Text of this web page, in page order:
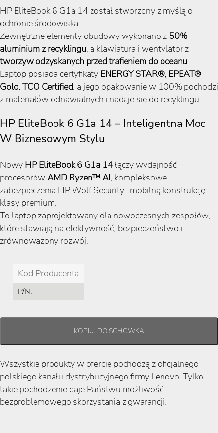
HP EliteBook 6 G1a 14 został stworzony z myślą o
ochronie środowiska.
Zewnętrzne elementy obudowy wykonano z 50%
aluminium z recyklingu, a klawiatura i wentylator z
tworzyw odzyskanych przed trafieniem do oceanu.
Laptop posiada certyfikaty ENERGY STAR®, EPEAT®
Gold, TCO Certified, a jego opakowanie w 100% pochodzi
z materiałów odnawialnych i nadaje się do recyklingu.
HP EliteBook 6 G1a 14 – Inteligentna Moc
W Biznesowym Stylu
Nowy HP EliteBook 6 G1a 14łączy wydajność
procesorów AMD Ryzen™ AI, kompleksowe
zabezpieczenia HP Wolf Security i mobilną konstrukcję
klasy premium.
To laptop zaprojektowany dla nowoczesnych zespołów,
które stawiają na efektywność, bezpieczeństwo i
zrównoważony rozwój.
Kod Producenta
P/N:
Wszystkie produkty w ofercie pochodzą z oficjalnego
polskiego kanału dystrybucyjnego firmy Lenovo. Tylko
takie pochodzenie daje Państwu możliwość
bezproblemowego skorzystania z gwarancji.